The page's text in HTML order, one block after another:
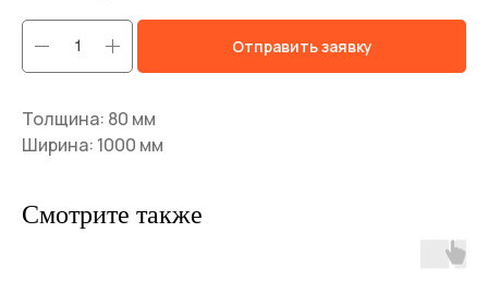
Отправить заявку
Толщина: 80 мм
Ширина: 1000 мм
Смотрите также